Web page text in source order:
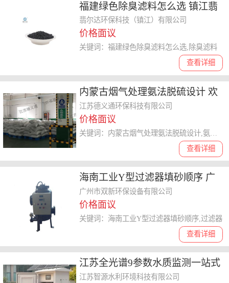
福建绿色除臭滤料怎么选 镇江翡
尔达环保科技供应
翡尔达环保科技（镇江）有限公司
价格面议
查看详细
关键词：福建绿色除臭滤料怎么选,除臭滤料
内蒙古烟气处理氨法脱硫设计 欢
迎来电 江苏德义通环保科技供应
江苏德义通环保科技有限公司
价格面议
查看详细
海南工业Y型过滤器填砂顺序 广
州市双新环保设备供应
广州市双新环保设备有限公司
价格面议
查看详细
关键词：海南工业Y型过滤器填砂顺序,过滤器
江苏全光谱9参数水质监测一站式
采购 智源水利环境江苏供应
江苏智源水利环境科技有限公司